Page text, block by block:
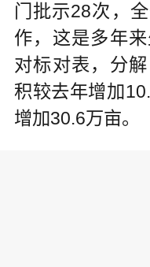
门批示28次，
作，这是多年
对标对表，分
积较去年增加
增加30.6万亩。